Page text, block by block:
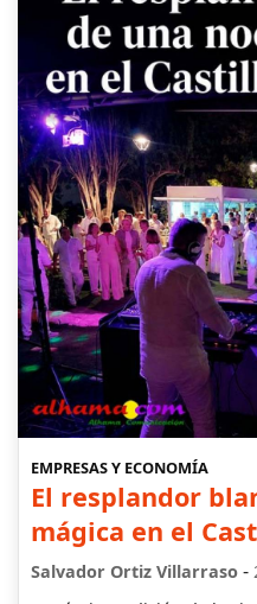
EMPRESAS Y ECONOMÍA
El resplandor
mágica en el
Salvador Ortiz Villarraso -